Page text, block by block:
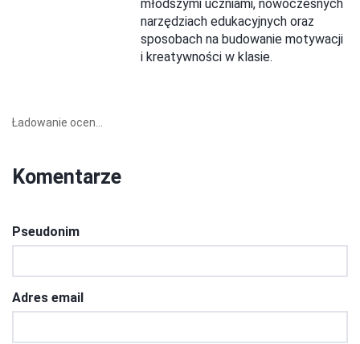
młodszymi uczniami, nowoczesnych
narzędziach edukacyjnych oraz
sposobach na budowanie motywacji
i kreatywności w klasie.
Ładowanie ocen...
Komentarze
Pseudonim
Adres email